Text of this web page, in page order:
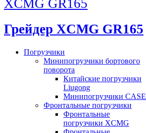
Грейдер XCMG GR165
Погрузчики
Минипогрузчики бортового
поворота
Китайские погрузчики
Liugong
Минипогрузчики CASE
Фронтальные погрузчики
Фронтальные
погрузчики XCMG